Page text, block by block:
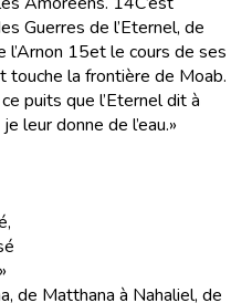
Guerres de l’Eternel, de
15et le cours de ses
touche la frontière de Moab.
puits que l’Eternel dit à
leur donne de l’eau.»
de Matthana à Nahaliel, de